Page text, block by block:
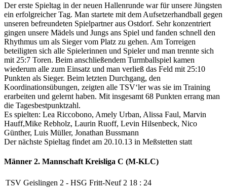
Der erste Spieltag in der neuen Hallenrunde war für unsere Jüngsten
ein erfolgreicher Tag. Man startete mit dem Aufsetzerhandball gegen
unseren befreundeten Spielpartner aus Ostdorf. Sehr konzentriert
gingen unsere Mädels und Jungs ans Spiel und fanden schnell den
Rhythmus um als Sieger vom Platz zu gehen. Am Torreigen
beteiligten sich alle Spielerinnen und Spieler und man trennte sich
mit 25:7 Toren. Beim anschließendem Turmballspiel kamen
wiederum alle zum Einsatz und man verließ das Feld mit 25:10
Punkten als Sieger. Beim letzten Durchgang, den
Koordinationsübungen, zeigten alle TSV‘ler was sie im Training
erarbeiten und gelernt haben. Mit insgesamt 68 Punkten errang man
die Tagesbestpunktzahl.
Es spielten: Lea Riccobono, Amely Urban, Alissa Faul, Marvin
Hauff,Mike Rebholz, Laurin Ruoff, Levin Hilsenbeck, Nico
Günther, Luis Müller, Jonathan Bussmann
Der nächste Spieltag findet am 20.10.13 in Meßstetten statt
Männer 2. Mannschaft Kreisliga C (M-KLC)
TSV Geislingen 2 - HSG Fritt-Neuf 2 18 : 24